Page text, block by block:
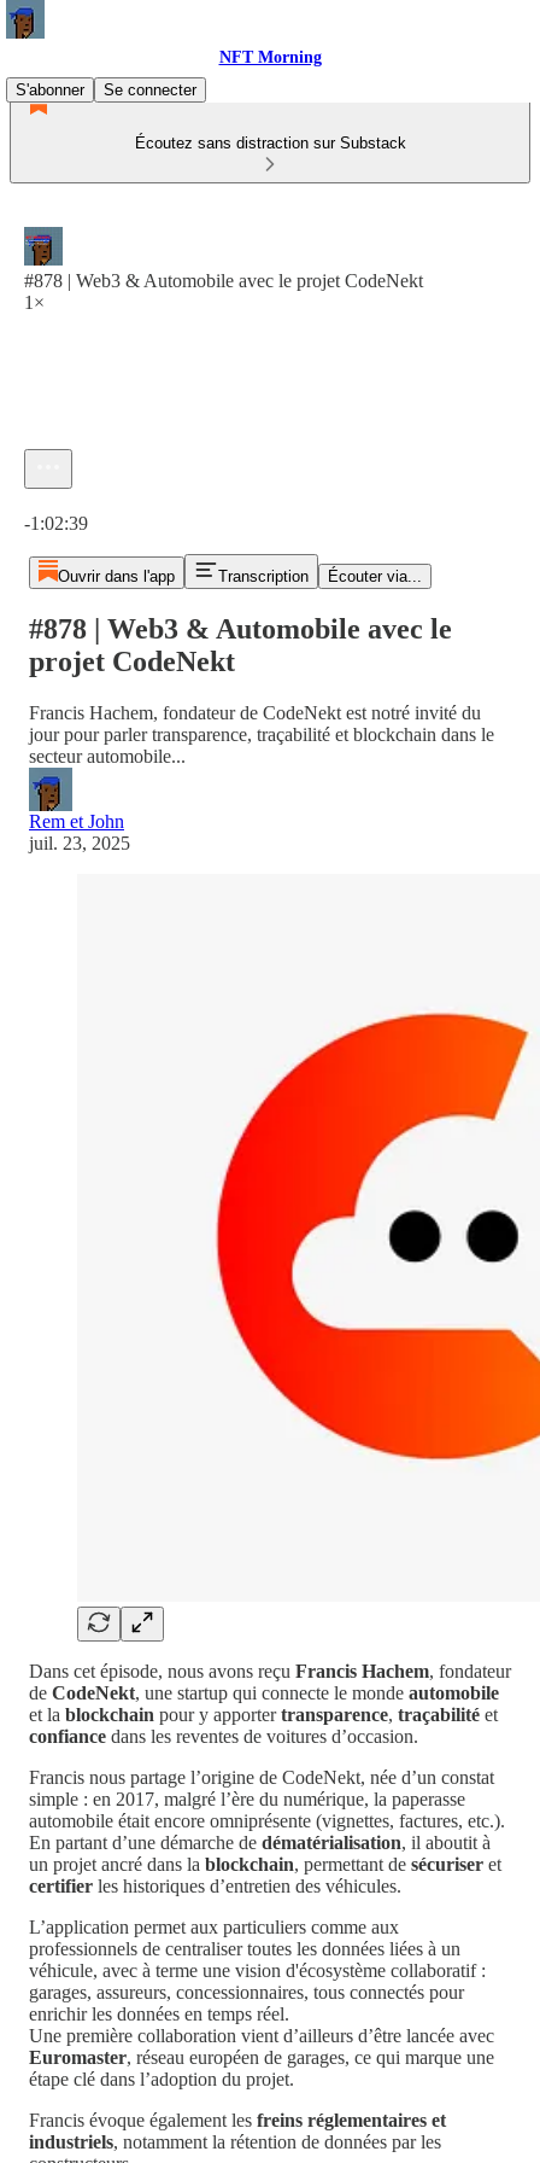
NFT Morning
S'abonner
Se connecter
Écoutez sans distraction sur Substack
#878 | Web3 & Automobile avec le projet CodeNekt
1×
-1:02:39
Ouvrir dans l'app Transcription Écouter via...
#878 | Web3 & Automobile avec le
projet CodeNekt
Francis Hachem, fondateur de CodeNekt est notré invité du
jour pour parler transparence, traçabilité et blockchain dans le
secteur automobile...
Rem et John
juil. 23, 2025
Dans cet épisode, nous avons reçu Francis Hachem, fondateur
de CodeNekt, une startup qui connecte le monde automobile
et la blockchain pour y apportertransparence, traçabilité et
confiance dans les reventes de voitures d’occasion.
Francis nous partage l’origine de CodeNekt, née d’un constat
simple : en 2017, malgré l’ère du numérique, la paperasse
automobile était encore omniprésente (vignettes, factures, etc.).
En partant d’une démarche de dématérialisation, il aboutit à
un projet ancré dans la blockchain, permettant de sécuriser et
certifier les historiques d’entretien des véhicules.
L’application permet aux particuliers comme aux
professionnels de centraliser toutes les données liées à un
véhicule, avec à terme une vision d'écosystème collaboratif :
garages, assureurs, concessionnaires, tous connectés pour
enrichir les données en temps réel.
Une première collaboration vient d’ailleurs d’être lancée avec
Euromaster, réseau européen de garages, ce qui marque une
étape clé dans l’adoption du projet.
Francis évoque également les freins réglementaires et
industriels, notamment la rétention de données par les